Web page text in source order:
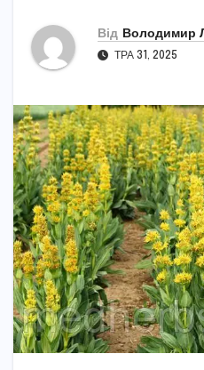
Від Володимир
ТРА 31, 2025